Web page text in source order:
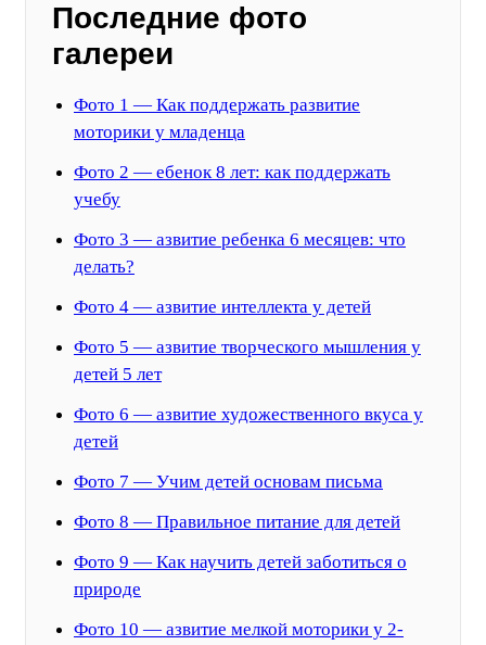
Последние фото
галереи
Фото 1 — Как поддержать развитие
моторики у младенца
Фото 2 — ебенок 8 лет: как поддержать
учебу
Фото 3 — азвитие ребенка 6 месяцев: что
делать?
Фото 4 — азвитие интеллекта у детей
Фото 5 — азвитие творческого мышления у
детей 5 лет
Фото 6 — азвитие художественного вкуса у
детей
Фото 7 — Учим детей основам письма
Фото 8 — Правильное питание для детей
Фото 9 — Как научить детей заботиться о
природе
Фото 10 — азвитие мелкой моторики у 2-